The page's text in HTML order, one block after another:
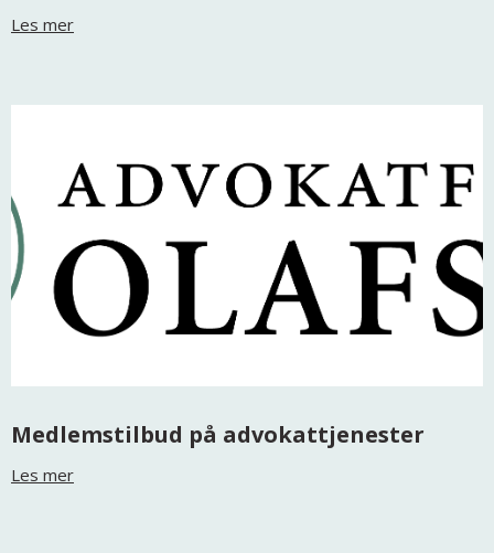
Les mer
Medlemstilbud på advokattjenester
Les mer